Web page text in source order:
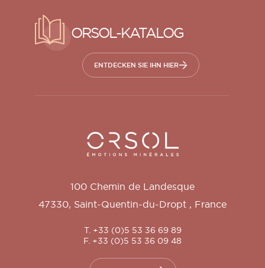
ORSOL-KATALOG
ENTDECKEN SIE IHN HIER
Orsol S.A.
100 Chemin de Landesque
47330, Saint-Quentin-du-Dropt , France
T. +33 (0)5 53 36 69 89
F. +33 (0)5 53 36 09 48